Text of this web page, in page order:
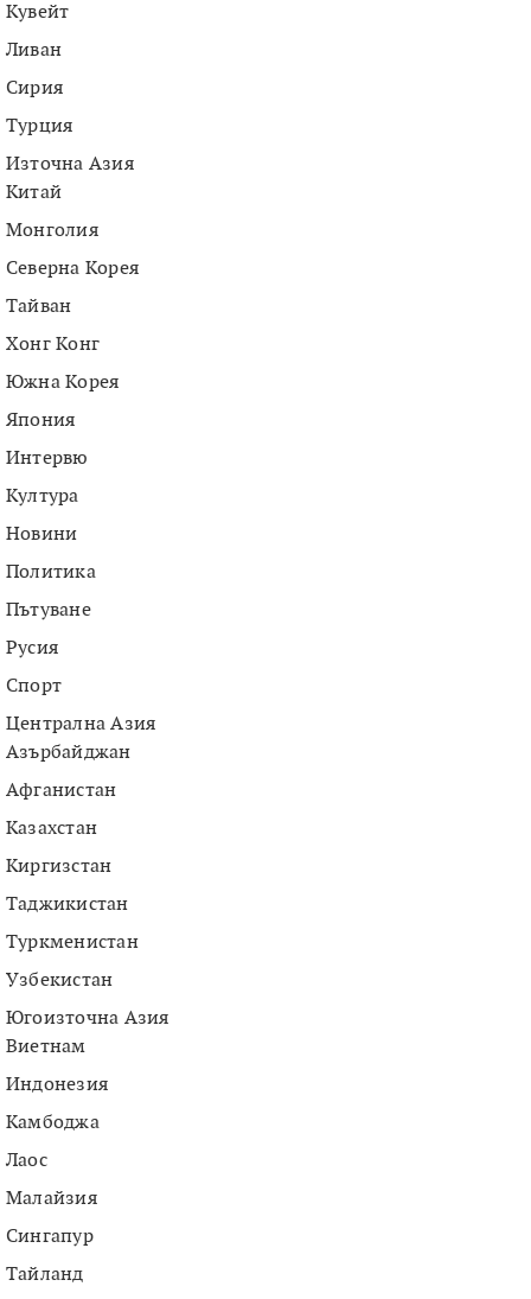
Кувейт
Ливан
Сирия
Турция
Източна Азия
Китай
Монголия
Северна Корея
Тайван
Хонг Конг
Южна Корея
Япония
Интервю
Култура
Новини
Политика
Пътуване
Русия
Спорт
Централна Азия
Азърбайджан
Афганистан
Казахстан
Киргизстан
Таджикистан
Туркменистан
Узбекистан
Югоизточна Азия
Виетнам
Индонезия
Камбоджа
Лаос
Малайзия
Сингапур
Тайланд